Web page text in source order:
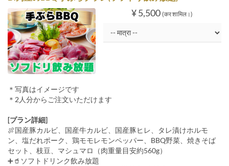
¥ 5,500 (कर शामिल।)
＊写真はイメージです
＊2人分からご注文いただけます
[プラン詳細]
🍖国産豚カルビ、国産牛カルビ、国産豚ヒレ、タレ漬けホルモ
ン、塩だれポーク、鶏モモレモンペッパー、BBQ野菜、焼きそば
セット、枝豆、マシュマロ（肉重量目安約560g）
➕🥤ソフトドリンク飲み放題